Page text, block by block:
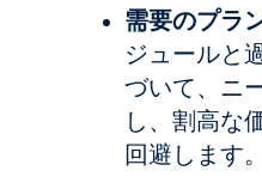
需要のプラ
ジュールと
づいて、ニ
し、割高な
回避します。